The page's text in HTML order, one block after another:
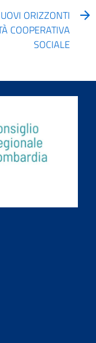
ORIZZONTI
COOPERATIVA
SOCIALE